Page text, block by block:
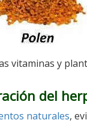
vitaminas y
del
naturales,